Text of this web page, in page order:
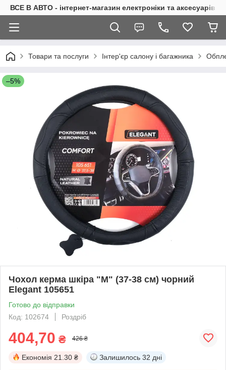
ВСЕ В АВТО - інтернет-магазин електроніки та аксесуарів в
Товари та послуги Інтер'єр салону і багажника
–5%
Чохол керма шкіра "М" (37-38 см) чорний
Elegant 105651
Готово до відправки
Код: 102674
Роздріб
404,70 ₴ 426 ₴
Економія 21.30 ₴ Залишилось 32 дні